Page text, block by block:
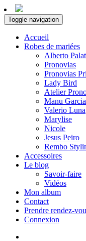
Toggle navigation
Accueil
Robes de mariées
Alberto
Pronovias
Pronovias
Lady Bird
Atelier
Manu Garcia
Valerio Luna
Marylise
Nicole
Jesus Peiro
Rembo
Accessoires
Le blog
Savoir-faire
Vidéos
Mon album
Contact
Prendre rendez-
Connexion